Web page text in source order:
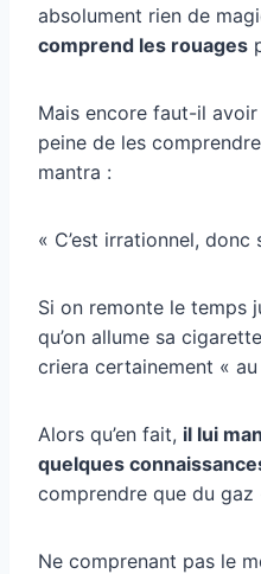
absolument rien de
comprend les rouages
Mais encore faut-il
peine de les
mantra :
« C’est irrationnel, donc
Si on remonte le temps
qu’on allume sa
criera certainement «
Alors qu’en fait, il lui
quelques
comprendre que du
Ne comprenant pas le